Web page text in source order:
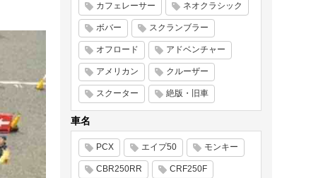
カフェレーサー ネオクラシック
ボバー スクランブラー
オフロード アドベンチャー
アメリカン クルーザー
スクーター 絶版・旧車
車名
PCX エイプ50 モンキー
CBR250RR CRF250F